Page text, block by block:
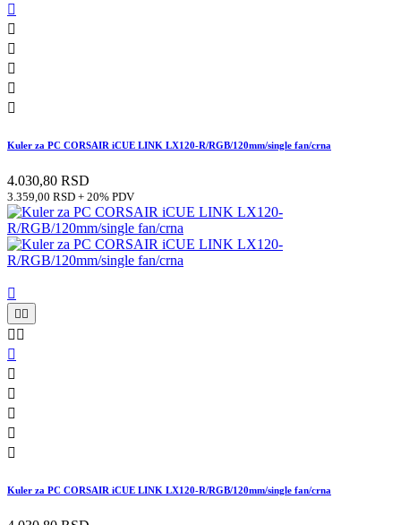






Kuler za PC CORSAIR iCUE LINK LX120-R/RGB/120mm/single fan/crna
4.030,80 RSD
3.359,00 RSD + 20% PDV


 






Kuler za PC CORSAIR iCUE LINK LX120-R/RGB/120mm/single fan/crna